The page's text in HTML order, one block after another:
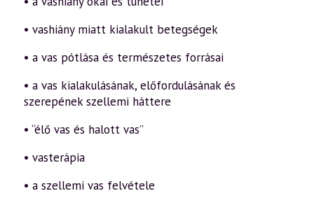
• vashiány miatt kialakult betegségek
• a vas pótlása és természetes forrásai
• a vas kialakulásának, előfordulásának és
szerepének szellemi háttere
• “élő vas és halott vas”
• vasterápia
• a szellemi vas felvétele